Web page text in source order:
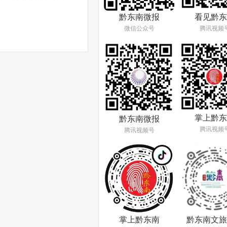
黔东南微报
微信公众号
看见黔
腾讯视频
黔东南微报
腾讯视频号
掌上黔
腾讯视频
掌上黔东南 黔东南文